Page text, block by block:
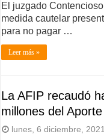
El juzgado
medida cautelar
para no pagar …
Leer más »
La AFIP recaudó
millones del
lunes, 6 diciembre, 2021